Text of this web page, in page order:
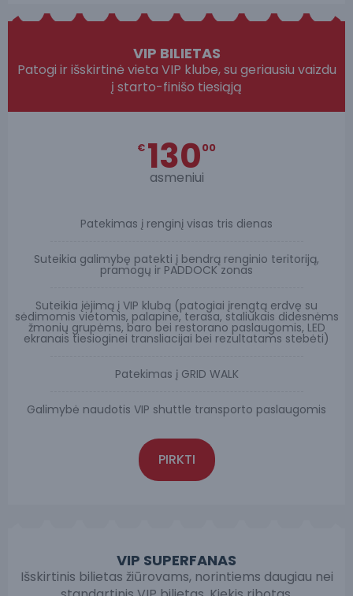
VIP BILIETAS
Patogi ir išskirtinė vieta VIP klube, su geriausiu vaizdu
į starto-finišo tiesiąją
€ 13000
asmeniui
Patekimas į renginį visas tris dienas
Suteikia galimybę patekti į bendrą renginio teritoriją,
pramogų ir PADDOCK zonas
Suteikia įėjimą į VIP klubą (patogiai įrengtą erdvę su
sėdimomis vietomis, palapine, terasa, staliukais didesnėms
žmonių grupėms, baro bei restorano paslaugomis, LED
ekranais tiesioginei transliacijai bei rezultatams stebėti)
Patekimas į GRID WALK
Galimybė naudotis VIP shuttle transporto paslaugomis
PIRKTI
VIP SUPERFANAS
Išskirtinis bilietas žiūrovams, norintiems daugiau nei